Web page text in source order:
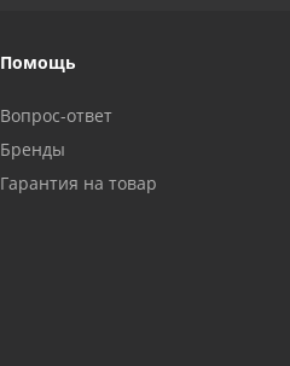
Помощь
Вопрос-ответ
Бренды
Гарантия на товар